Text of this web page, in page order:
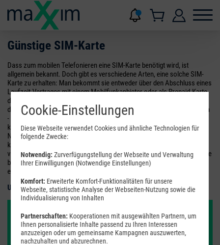
Günstige SIM-Karte
Dass zum mobilen Telefonieren eine SIM-Karte benötigt wird, ist
allgemein bekannt. Doch gibt es verschiedene Arten, eine solche SIM-
Karte zu erhalten: Man bekommt sie entweder über den Abschluss eines
Laufzeit-Vertrages mit einem Mobilfunkanbieter oder als Prepaid-Karte,
die man aufladen muss, bevor sie verwendet werden kann. Der Nachteil
der meisten Verträge liegt darin, dass man sie für einen langen Zeitraum
- teilweise über 12, meistens über 24 Monate - abschließen muss. Dies
kann sehr unvorteilhaft sein, wenn sich zum Beispiel das persönliche
Nutzungsverhalten ändert oder andere, günstigere Tarife auf den Markt
kommen. Prepaid-Karten hingegen haben keine Vertragslaufzeit, doch
viele Nutzer schreckt ab, dass sie vorab aufgeladen werden müssen. Sie
befürchten, dass ihnen durch den Auflade-Vorgang ein Mehraufwand
entsteht.
Unsere aktuelle Tarif-Empfehlung
Cookie-Einstellungen
Diese Webseite verwendet Cookies und ähnliche Technologien für
folgende Zwecke:
Notwendig: Zurverfügungstellung der Webseite und Verwaltung
Ihrer Einwilligungen (Notwendige Einstellungen)
Komfort: Erweiterte Komfort-Funktionalitäten für unsere
Webseite, statistische Analyse der Webseiten-Nutzung sowie die
Individualisierung von Inhalten
Partnerschaften: Kooperationen mit ausgewählten Partnern, um
Ihnen personalisierte Inhalte passend zu Ihren Interessen
anzuzeigen oder um gemeinsame Kampagnen auszuwerten,
nachzuhalten und abzurechnen.